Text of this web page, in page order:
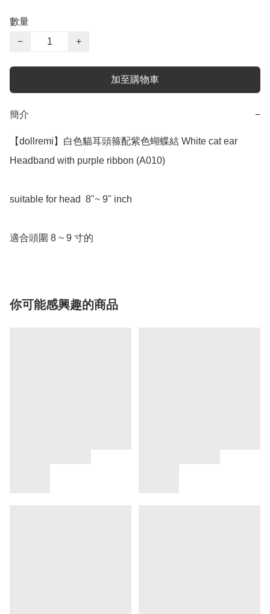
數量
−
+
加至購物車
簡介 −
【dollremi】白色貓耳頭箍配紫色蝴蝶結 White cat ear
Headband with purple ribbon (A010)
suitable for head  8"~ 9" inch
適合頭圍 8 ~ 9 寸的
你可能感興趣的商品